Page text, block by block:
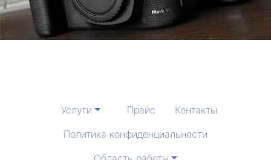
Услуги Прайс
Контакты
Политика конфиденциальности